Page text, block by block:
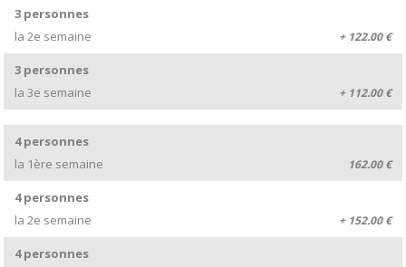
3 personnes
la 2e semaine
+ 122.00 €
3 personnes
la 3e semaine
+ 112.00 €
4 personnes
la 1ère semaine
162.00 €
4 personnes
la 2e semaine
+ 152.00 €
4 personnes